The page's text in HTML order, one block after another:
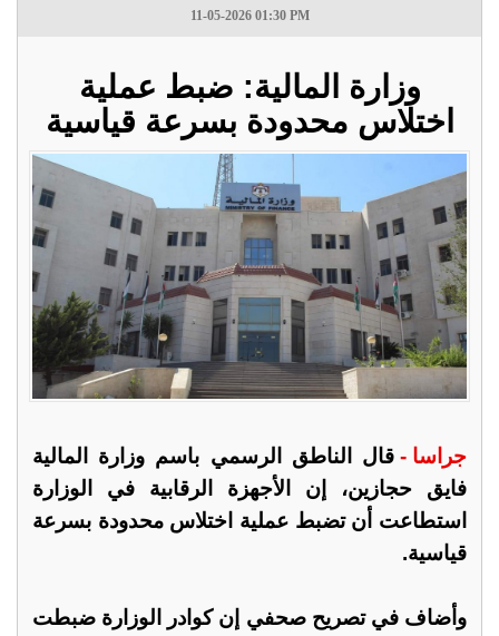
11-05-2026 01:30 PM
وزارة المالية: ضبط عملية
اختلاس محدودة بسرعة قياسية
جراسا - قال الناطق الرسمي باسم وزارة المالية
فايق حجازين، إن الأجهزة الرقابية في الوزارة
استطاعت أن تضبط عملية اختلاس محدودة بسرعة
قياسية.
وأضاف في تصريح صحفي إن كوادر الوزارة ضبطت